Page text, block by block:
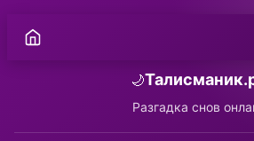
🌙
Разгадка снов